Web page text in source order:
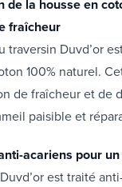
de la housse en
fraîcheur
traversin Duvd’or
100% naturel.
de fraîcheur et de
paisible et
acariens pour
est traité